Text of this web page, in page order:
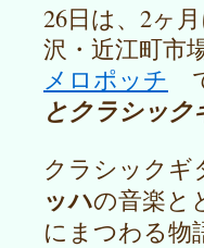
26日は、2ヶ
沢・近江町
メロポッチ
とクラシック
クラシックギ
ッハの音楽と
にまつわる物